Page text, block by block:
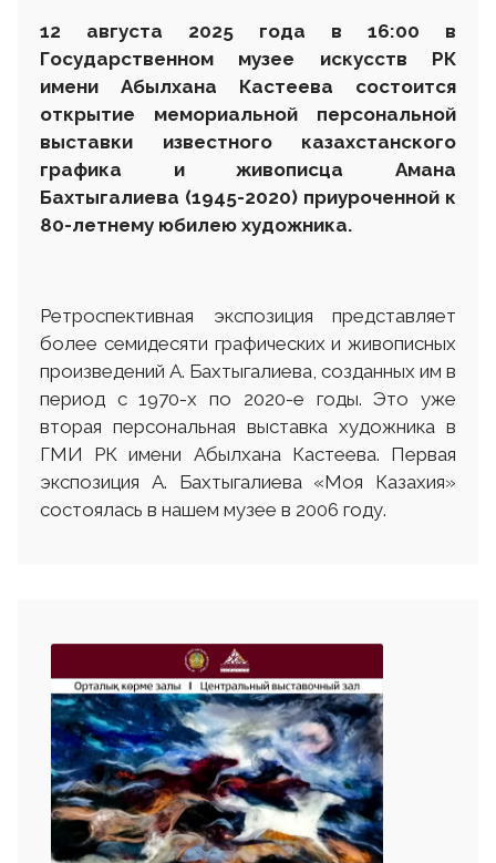
12 августа 2025 года в 16:00 в
Государственном музее искусств РК
имени Абылхана Кастеева состоится
открытие мемориальной персональной
выставки известного казахстанского
графика и живописца Амана
Бахтыгалиева (1945-2020) приуроченной к
80-летнему юбилею художника.
Ретроспективная экспозиция представляет
более семидесяти графических и живописных
произведений А. Бахтыгалиева, созданных им в
период с 1970-х по 2020-е годы. Это уже
вторая персональная выставка художника в
ГМИ РК имени Абылхана Кастеева. Первая
экспозиция А. Бахтыгалиева «Моя Казахия»
состоялась в нашем музее в 2006 году.